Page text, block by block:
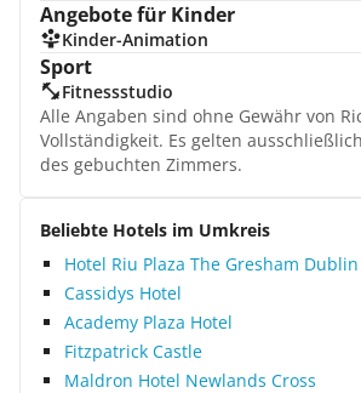
Angebote für Kinder
Kinder-Animation
Sport
Fitnessstudio
Alle Angaben sind ohne Gewähr von
Vollständigkeit. Es gelten
des gebuchten Zimmers.
Beliebte Hotels im Umkreis
Hotel Riu Plaza The Gresham Dublin
Cassidys Hotel
Academy Plaza Hotel
Fitzpatrick Castle
Maldron Hotel Newlands Cross